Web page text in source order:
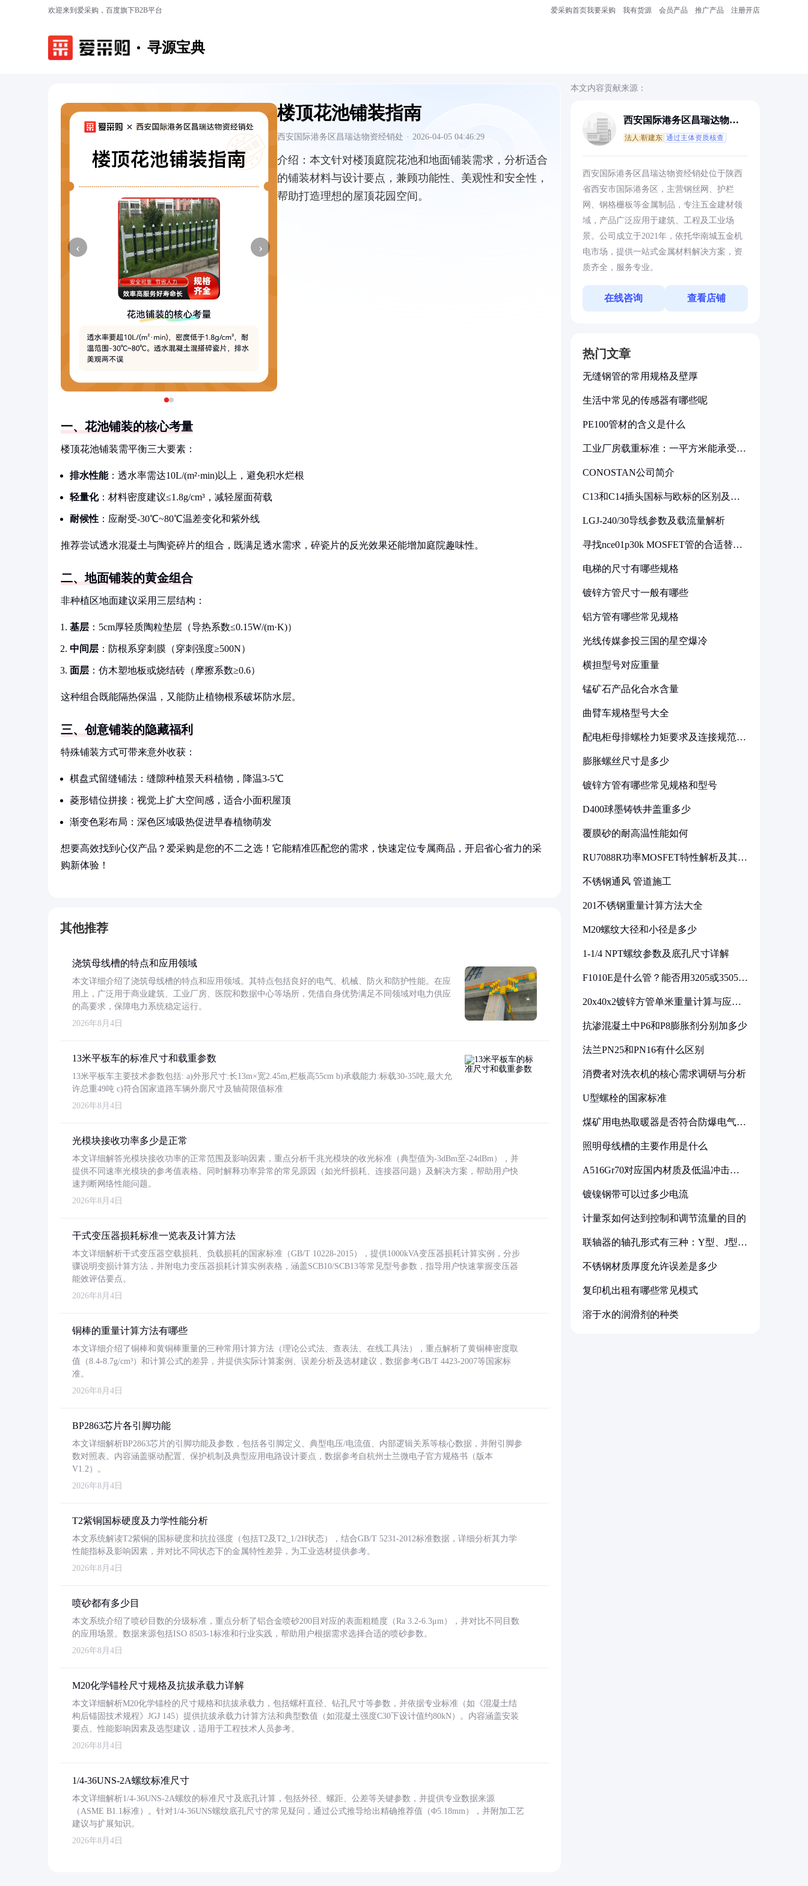
欢迎来到爱采购，百度旗下B2B平台 爱采购首页我要采购 我有货源 会员产品 推广产品 注册开店
寻源宝典
‹ ›
楼顶花池铺装指南
西安国际港务区昌瑞达物资经销处 · 2026-04-05 04:46:29
介绍： 本文针对楼顶庭院花池和地面铺装需求，分析适合
的铺装材料与设计要点，兼顾功能性、美观性和安全性，
帮助打造理想的屋顶花园空间。
一、花池铺装的核心考量
楼顶花池铺装需平衡三大要素：
排水性能：透水率需达10L/(m²·min)以上，避免积水烂根
轻量化：材料密度建议≤1.8g/cm³，减轻屋面荷载
耐候性 ：应耐受-30℃~80℃温差变化和紫外线
推荐尝试透水混凝土与陶瓷碎片的组合，既满足透水需求，碎瓷片的反光效果还能增加庭院趣味性。
二、地面铺装的黄金组合
非种植区地面建议采用三层结构：
基层 ：5cm厚轻质陶粒垫层（导热系数≤0.15W/(m·K)）
中间层 ：防根系穿刺膜（穿刺强度≥500N）
面层 ：仿木塑地板或烧结砖（摩擦系数≥0.6）
这种组合既能隔热保温，又能防止植物根系破坏防水层。
三、创意铺装的隐藏福利
特殊铺装方式可带来意外收获：
棋盘式留缝铺法：缝隙种植景天科植物，降温3-5℃
菱形错位拼接：视觉上扩大空间感，适合小面积屋顶
渐变色彩布局：深色区域吸热促进早春植物萌发
想要高效找到心仪产品？爱采购是您的不二之选！它能精准匹配您的需求，快速定位专属商品，开启省心省力的采
购新体验！
其他推荐
浇筑母线槽的特点和应用领域
本文详细介绍了浇筑母线槽的特点和应用领域。其特点包括良好的电气、机械、防火和防护性能。在应
用上，广泛用于商业建筑、工业厂房、医院和数据中心等场所，凭借自身优势满足不同领域对电力供应
的高要求，保障电力系统稳定运行。
2026年8月4日
13米平板车的标准尺寸和载重参数
13米平板车主要技术参数包括: a)外形尺寸:长13m×宽2.45m,栏板高55cm b)承载能力:标载30-35吨,最大允
许总重49吨 c)符合国家道路车辆外廓尺寸及轴荷限值标准
2026年8月4日
光模块接收功率多少是正常
本文详细解答光模块接收功率的正常范围及影响因素，重点分析千兆光模块的收光标准（典型值为-3dBm至-24dBm），并
提供不同速率光模块的参考值表格。同时解释功率异常的常见原因（如光纤损耗、连接器问题）及解决方案，帮助用户快
速判断网络性能问题。
2026年8月4日
干式变压器损耗标准一览表及计算方法
本文详细解析干式变压器空载损耗、负载损耗的国家标准（GB/T 10228-2015），提供1000kVA变压器损耗计算实例，分步
骤说明变损计算方法，并附电力变压器损耗计算实例表格，涵盖SCB10/SCB13等常见型号参数，指导用户快速掌握变压器
能效评估要点。
2026年8月4日
铜棒的重量计算方法有哪些
本文详细介绍了铜棒和黄铜棒重量的三种常用计算方法（理论公式法、查表法、在线工具法），重点解析了黄铜棒密度取
值（8.4-8.7g/cm³）和计算公式的差异，并提供实际计算案例、误差分析及选材建议，数据参考GB/T 4423-2007等国家标
准。
2026年8月4日
BP2863芯片各引脚功能
本文详细解析BP2863芯片的引脚功能及参数，包括各引脚定义、典型电压/电流值、内部逻辑关系等核心数据，并附引脚参
数对照表。内容涵盖驱动配置、保护机制及典型应用电路设计要点，数据参考自杭州士兰微电子官方规格书（版本
V1.2）。
2026年8月4日
T2紫铜国标硬度及力学性能分析
本文系统解读T2紫铜的国标硬度和抗拉强度（包括T2及T2_1/2H状态），结合GB/T 5231-2012标准数据，详细分析其力学
性能指标及影响因素，并对比不同状态下的金属特性差异，为工业选材提供参考。
2026年8月4日
喷砂都有多少目
本文系统介绍了喷砂目数的分级标准，重点分析了铝合金喷砂200目对应的表面粗糙度（Ra 3.2-6.3μm），并对比不同目数
的应用场景。数据来源包括ISO 8503-1标准和行业实践，帮助用户根据需求选择合适的喷砂参数。
2026年8月4日
M20化学锚栓尺寸规格及抗拔承载力详解
本文详细解析M20化学锚栓的尺寸规格和抗拔承载力，包括螺杆直径、钻孔尺寸等参数，并依据专业标准（如《混凝土结
构后锚固技术规程》JGJ 145）提供抗拔承载力计算方法和典型数值（如混凝土强度C30下设计值约80kN）。内容涵盖安装
要点、性能影响因素及选型建议，适用于工程技术人员参考。
2026年8月4日
1/4-36UNS-2A螺纹标准尺寸
本文详细解析1/4-36UNS-2A螺纹的标准尺寸及底孔计算，包括外径、螺距、公差等关键参数，并提供专业数据来源
（ASME B1.1标准）。针对1/4-36UNS螺纹底孔尺寸的常见疑问，通过公式推导给出精确推荐值（Φ5.18mm），并附加工艺
建议与扩展知识。
2026年8月4日
本文内容贡献来源：
西安国际港务区昌瑞达物资
法人:靳建东 通过主体资质核查
西安国际港务区昌瑞达物资经销处位于陕西
省西安市国际港务区，主营钢丝网、护栏
网、钢格栅板等金属制品，专注五金建材领
域，产品广泛应用于建筑、工程及工业场
景。公司成立于2021年，依托华南城五金机
电市场，提供一站式金属材料解决方案，资
质齐全，服务专业。
在线咨询 查看店铺
热门文章
无缝钢管的常用规格及壁厚
生活中常见的传感器有哪些呢
PE100管材的含义是什么
工业厂房载重标准：一平方米能承受多
CONOSTAN公司简介
C13和C14插头国标与欧标的区别及其
LGJ-240/30导线参数及载流量解析
寻找nce01p30k MOSFET管的合适替代
电梯的尺寸有哪些规格
镀锌方管尺寸一般有哪些
铝方管有哪些常见规格
光线传媒参投三国的星空爆冷
横担型号对应重量
锰矿石产品化合水含量
曲臂车规格型号大全
配电柜母排螺栓力矩要求及连接规范详
膨胀螺丝尺寸是多少
镀锌方管有哪些常见规格和型号
D400球墨铸铁井盖重多少
覆膜砂的耐高温性能如何
RU7088R功率MOSFET特性解析及其在
不锈钢通风 管道施工
201不锈钢重量计算方法大全
M20螺纹大径和小径是多少
1-1/4 NPT螺纹参数及底孔尺寸详解
F1010E是什么管？能否用3205或3505代
20x40x2镀锌方管单米重量计算与应用
抗渗混凝土中P6和P8膨胀剂分别加多少
法兰PN25和PN16有什么区别
消费者对洗衣机的核心需求调研与分析
U型螺栓的国家标准
煤矿用电热取暖器是否符合防爆电气设
照明母线槽的主要作用是什么
A516Gr70对应国内材质及低温冲击要
镀镍钢带可以过多少电流
计量泵如何达到控制和调节流量的目的
联轴器的轴孔形式有三种：Y型、J型、
不锈钢材质厚度允许误差是多少
复印机出租有哪些常见模式
溶于水的润滑剂的种类